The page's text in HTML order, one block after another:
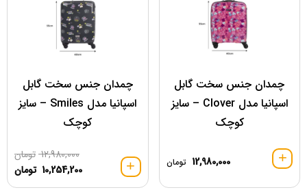
چمدان جنس سخت گابل
اسپانیا مدل Clover – سایز
کوچک
12,980,000 تومان
چمدان جنس سخت گابل
اسپانیا مدل Smiles – سایز
کوچک
12,980,000 تومان
10,254,200 تومان